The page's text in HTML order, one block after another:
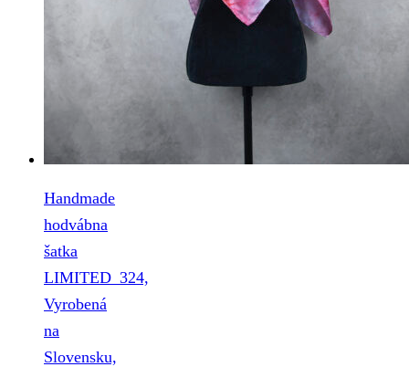
Handmade
hodvábna
šatka
LIMITED_324,
Vyrobená
na
Slovensku,